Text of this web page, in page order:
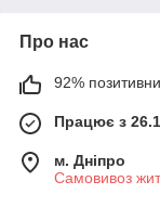
Про нас
92%
Працює з
м. Дніпро
Самовивоз